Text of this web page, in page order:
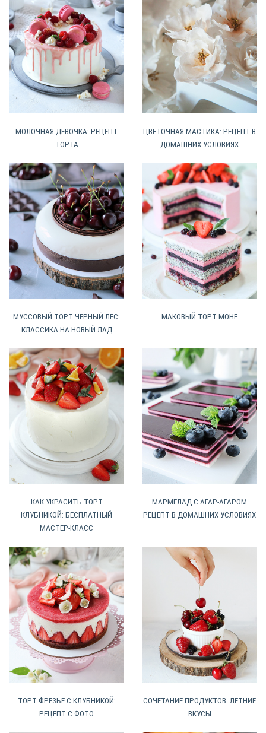
МОЛОЧНАЯ ДЕВОЧКА: РЕЦЕПТ
ТОРТА
ЦВЕТОЧНАЯ МАСТИКА: РЕЦЕПТ В
ДОМАШНИХ УСЛОВИЯХ
МУССОВЫЙ ТОРТ ЧЕРНЫЙ ЛЕС:
КЛАССИКА НА НОВЫЙ ЛАД
МАКОВЫЙ ТОРТ МОНЕ
КАК УКРАСИТЬ ТОРТ
КЛУБНИКОЙ: БЕСПЛАТНЫЙ
МАСТЕР-КЛАСС
МАРМЕЛАД С АГАР-АГАРОМ
РЕЦЕПТ В ДОМАШНИХ УСЛОВИЯХ
ТОРТ ФРЕЗЬЕ С КЛУБНИКОЙ:
РЕЦЕПТ С ФОТО
СОЧЕТАНИЕ ПРОДУКТОВ. ЛЕТНИЕ
ВКУСЫ